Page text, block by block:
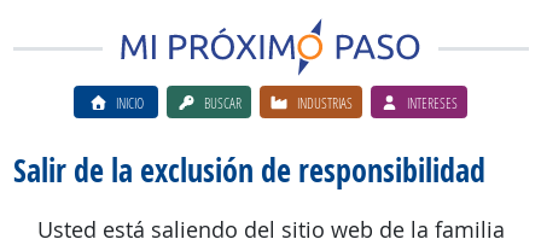
INICIO BUSCAR INDUSTRIAS INTERESES
Salir de la exclusión de responsibilidad
Usted está saliendo del sitio web de la familia